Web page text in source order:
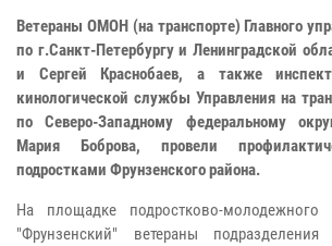
Ветераны ОМОН (на транспорте) Главного
по г.Санкт-Петербургу и Ленинградской
и Сергей Краснобаев, а также
кинологической службы Управления на
по Северо-Западному федеральному
Мария Боброва, провели
подростками Фрунзенского района.
На площадке подростково-молодежного
"Фрунзенский" ветераны